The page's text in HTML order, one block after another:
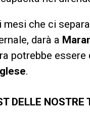
mesi che ci
darà a
potrebbe essere
.
DELLE NOSTRE